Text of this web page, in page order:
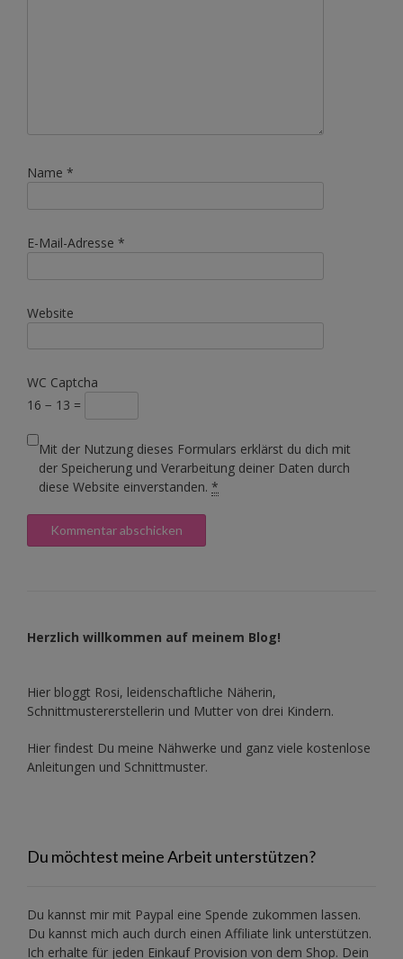
Name *
E-Mail-Adresse *
Website
WC Captcha
16 − 13 =
Mit der Nutzung dieses Formulars erklärst du dich mit
der Speicherung und Verarbeitung deiner Daten durch
diese Website einverstanden. *
Herzlich willkommen auf meinem Blog!
Hier bloggt Rosi, leidenschaftliche Näherin,
Schnittmustererstellerin und Mutter von drei Kindern.
Hier findest Du meine Nähwerke und ganz viele kostenlose
Anleitungen und Schnittmuster.
Du möchtest meine Arbeit unterstützen?
Du kannst mir mit Paypal eine Spende zukommen lassen.
Du kannst mich auch durch einen Affiliate link unterstützen.
Ich erhalte für jeden Einkauf Provision von dem Shop. Dein